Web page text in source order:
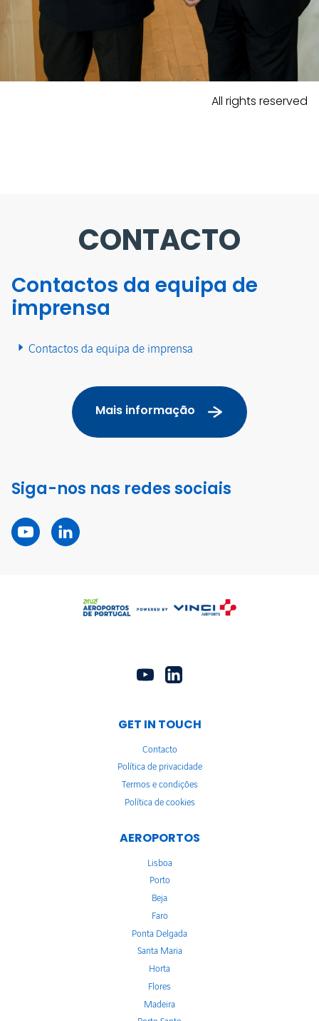
All rights reserved
CONTACTO
Contactos da equipa de
imprensa
Contactos da equipa de imprensa
Mais informação
Siga-nos nas redes sociais
GET IN TOUCH
Contacto
Política de privacidade
Termos e condições
Política de cookies
AEROPORTOS
Lisboa
Porto
Beja
Faro
Ponta Delgada
Santa Maria
Horta
Flores
Madeira